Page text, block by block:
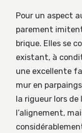
Pour un aspect
parement imitent
brique. Elles se
existant, à
une excellente
mur en
la rigueur lors de
l’alignement,